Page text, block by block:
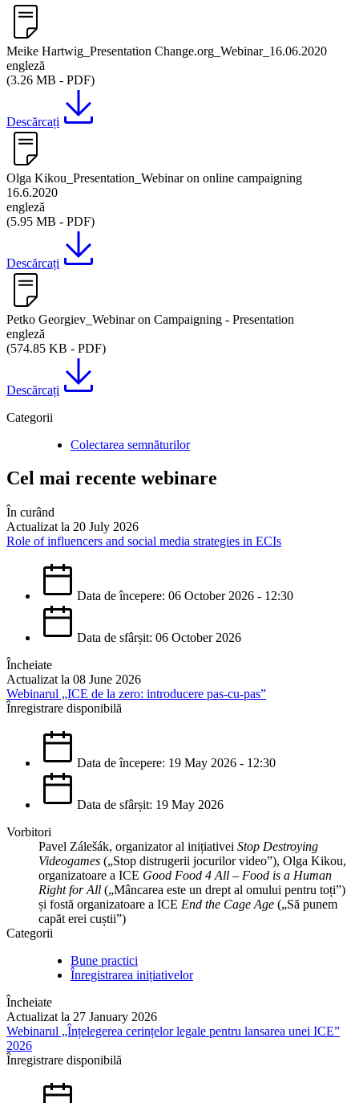
Meike Hartwig_Presentation Change.org_Webinar_16.06.2020
engleză
(3.26 MB - PDF)
Descărcați
Olga Kikou_Presentation_Webinar on online campaigning
16.6.2020
engleză
(5.95 MB - PDF)
Descărcați
Petko Georgiev_Webinar on Campaigning - Presentation
engleză
(574.85 KB - PDF)
Descărcați
Categorii
Colectarea semnăturilor
Cel mai recente webinare
În curând
Actualizat la 20 July 2026
Role of influencers and social media strategies in ECIs
Data de începere: 06 October 2026 - 12:30
Data de sfârșit: 06 October 2026
Încheiate
Actualizat la 08 June 2026
Webinarul „ICE de la zero: introducere pas-cu-pas”
Înregistrare disponibilă
Data de începere: 19 May 2026 - 12:30
Data de sfârșit: 19 May 2026
Vorbitori
Pavel Zálešák, organizator al inițiativei Stop Destroying
Videogames („Stop distrugerii jocurilor video”), Olga Kikou,
organizatoare a ICE Good Food 4 All – Food is a Human
Right for All („Mâncarea este un drept al omului pentru toți”)
și fostă organizatoare a ICE End the Cage Age („Să punem
capăt erei cuștii”)
Categorii
Bune practici
Înregistrarea inițiativelor
Încheiate
Actualizat la 27 January 2026
Webinarul „Înțelegerea cerințelor legale pentru lansarea unei ICE”
2026
Înregistrare disponibilă